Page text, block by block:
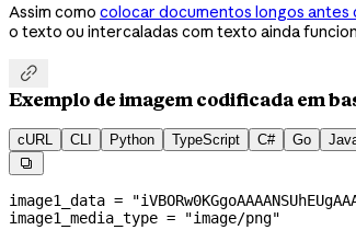
Assim como colocar documentos longos antes
o texto ou intercaladas com texto ainda

Exemplo de imagem codificada em
cURL CLI Python TypeScript C# Go

image1_data =
image1_media_type = "image/png"